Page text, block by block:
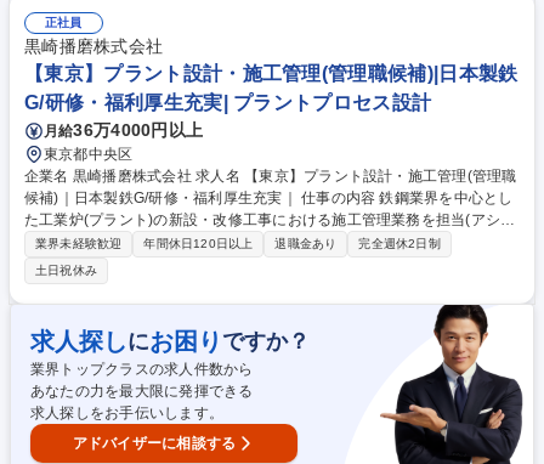
を目標とし、熊谷組全従業員の生産性向上に貢献する業務です。各部門の
業務理解をベースに、マネージャーとともに、ICT 企画立案、導入そして
活用を推進していただきます。■支店、グループ会社の DX 支援 募集職種
【DX推進】未経験歓迎/東証プライム上場/売上4000億円超/準大手ゼネコ
ン
正社員
黒崎播磨株式会社
【東京】プラント設計・施工管理(管理職候補)|日本製鉄
G/研修・福利厚生充実| プラントプロセス設計
月給36万4000円以上
東京都中央区
企業名 黒崎播磨株式会社 求人名 【東京】プラント設計・施工管理(管理職
候補)｜日本製鉄G/研修・福利厚生充実｜ 仕事の内容 鉄鋼業界を中心とし
た工業炉(プラント)の新設・改修工事における施工管理業務を担当(アシス
タントMgr)。設計・施工いずれか経験を活かしながら、現場管理～プロジ
ェクトマネジメントまで幅広く担当いただきます。 まずはご経験に応じて
業務をお任せし、将来的には監理技術者・専任技術者としてのキャリアア
ップを目指していただきます。 【業務内容】専任技術者業務としての管理
業務(支店/事業所常駐)／施工計画作成、工程/品質/コスト管理／見積り作
成／資材等発注業務／完成報告書作成…等 ※建物の改変を伴う業務は含ま
ない （業務内容の変更の範囲）当社業務全般 募集職種 【東京】プラント
設計・施工管理(管理職候補)｜日本製鉄G/研修・福利厚生充実｜
業界未経験歓迎 年間休日120日以上 退職金あり
完全週休2日制
土日祝休み
求人探しにお困り ですか？
業界トップクラスの求人件数から
あなたの力を最大限に発揮できる
求人探しをお手伝いします。
アドバイザーに相談する